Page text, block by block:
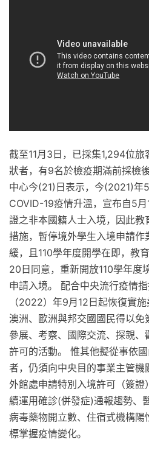
截至11月3日，已採集1,294位
狀者，有9名於檢疫期滿前採檢
中心今(21)日表示，今(2021)年
COVID-19疫情升溫，宣布自5
證之非本國籍人士入境，因此
措施，暫停境外學生入境申請
緩，且110學年度開學在即，教
20日同意，重新開放110學年度
申請入境。 配合中央流行疫情
（2022）年9月12日起恢復實施
澳洲、歐洲與邦交國國民得以免
參展、考察、國際交流、探親
許可的活動。 惟其他擬從事依
者，仍須向中央目的事業主管
外館處申請特別入境許可（簽
續運用確診(併發症)通報趨勢、
病毒藥物開立數、住宿式機構
標掌握疫情變化。